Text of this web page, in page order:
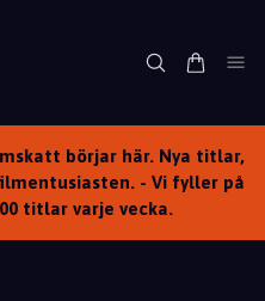
börjar här. Nya titlar,
- Vi fyller på
titlar varje vecka.